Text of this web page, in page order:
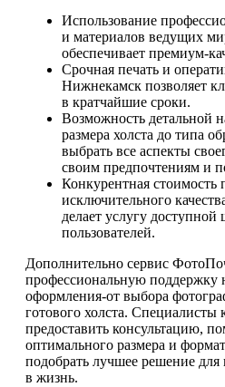
Использование
и материалов ведущих
обеспечивает премиум-
Срочная печать и
Нижнекамск позволяет
в кратчайшие сроки.
Возможность детальной
размера холста до типа
выбрать все аспекты
своим предпочтениям и
Конкурентная стоимость
исключительного
делает услугу
пользователей.
Дополнительно сервис
профессиональную поддержку
оформления-от выбора
готового холста. Специалисты
предоставить консультацию,
оптимального размера и
подобрать лучшее решение
в жизнь.